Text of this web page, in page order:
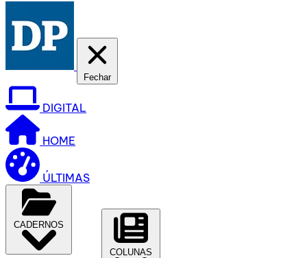
Fechar
DIGITAL
HOME
ÚLTIMAS
CADERNOS
COLUNAS